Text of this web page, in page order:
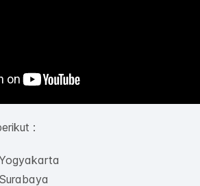
: